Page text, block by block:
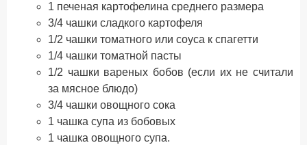
1 печеная картофелина среднего размера
3/4 чашки сладкого картофеля
1/2 чашки томатного или соуса к спагетти
1/4 чашки томатной пасты
1/2 чашки вареных бобов (если их не считали
за мясное блюдо)
3/4 чашки овощного сока
1 чашка супа из бобовых
1 чашка овощного супа.